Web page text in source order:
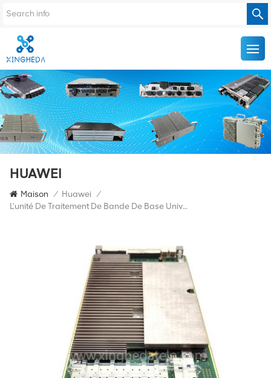
HUAWEI
Maison / Huawei /
L'unité De Traitement De Bande De Base Universelle Huawei Ubbpe6 Est Applicable À HUAWEI BBU